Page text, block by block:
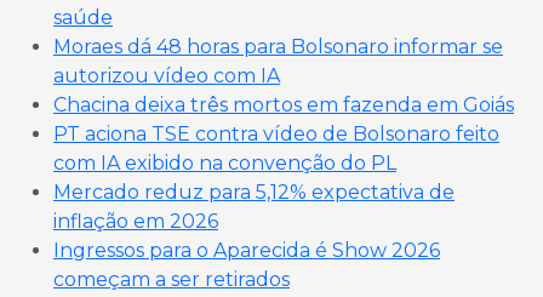
saúde
Moraes dá 48 horas para Bolsonaro informar se
autorizou vídeo com IA
Chacina deixa três mortos em fazenda em Goiás
PT aciona TSE contra vídeo de Bolsonaro feito
com IA exibido na convenção do PL
Mercado reduz para 5,12% expectativa de
inflação em 2026
Ingressos para o Aparecida é Show 2026
começam a ser retirados